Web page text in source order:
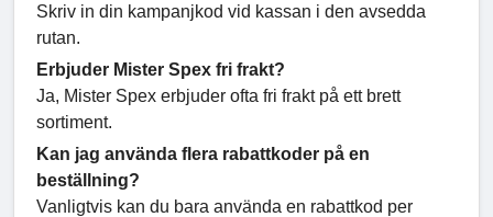
Skriv in din kampanjkod vid kassan i den avsedda
rutan.
Erbjuder Mister Spex fri frakt?
Ja, Mister Spex erbjuder ofta fri frakt på ett brett
sortiment.
Kan jag använda flera rabattkoder på en
beställning?
Vanligtvis kan du bara använda en rabattkod per